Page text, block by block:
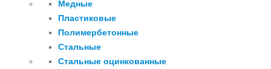
Медные
Пластиковые
Полимербетонные
Стальные
Стальные оцинкованные